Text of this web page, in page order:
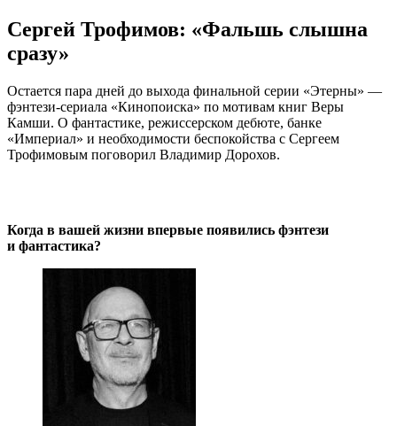
Сергей Трофимов: «Фальшь слышна
сразу»
Остается пара дней до выхода финальной серии «Этерны» —
фэнтези-сериала «Кинопоиска» по мотивам книг Веры
Камши. О фантастике, режиссерском дебюте, банке
«Империал» и необходимости беспокойства с Сергеем
Трофимовым поговорил Владимир Дорохов.
Когда в вашей жизни впервые появились фэнтези
и фантастика?